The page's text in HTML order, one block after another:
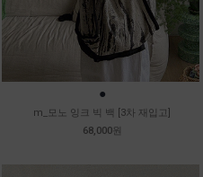
●
m_모노 잉크 빅 백 [3차 재입고]
68,000원